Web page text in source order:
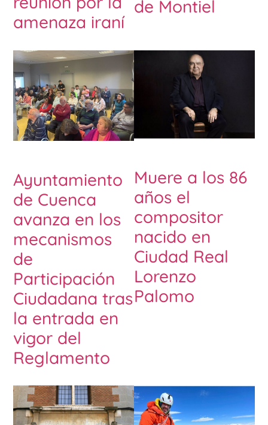
amenaza iraní
de Montiel
Ayuntamiento
de Cuenca
avanza en los
mecanismos
de
Participación
Ciudadana tras
la entrada en
vigor del
Reglamento
Muere a los 86
años el
compositor
nacido en
Ciudad Real
Lorenzo
Palomo